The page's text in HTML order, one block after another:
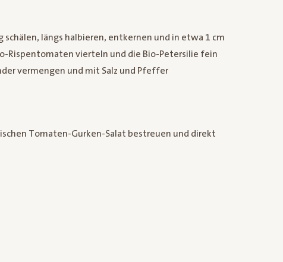
schälen, längs halbieren, entkernen und in etwa 1 cm
Rispentomaten vierteln und die Bio-Petersilie fein
vermengen und mit Salz und Pfeffer
Tomaten-Gurken-Salat bestreuen und direkt